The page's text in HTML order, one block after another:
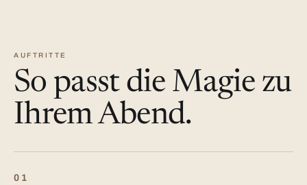
AUFTRITTE
So passt die Magie zu
Ihrem Abend.
01